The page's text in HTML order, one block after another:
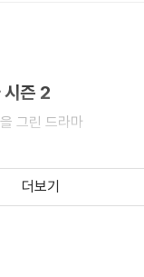
시즌 2
그린 드라마
더보기